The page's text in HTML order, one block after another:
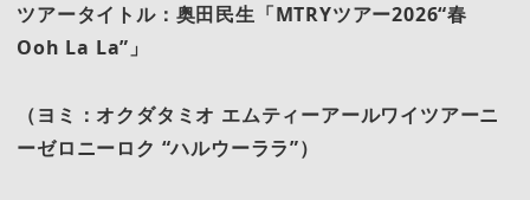
ツアータイトル： 奥田民生「MTRYツアー2026“春
Ooh La La”」
（ヨミ：オクダタミオ エムティーアールワイツアーニ
ーゼロニーロク “ハルウーララ”）